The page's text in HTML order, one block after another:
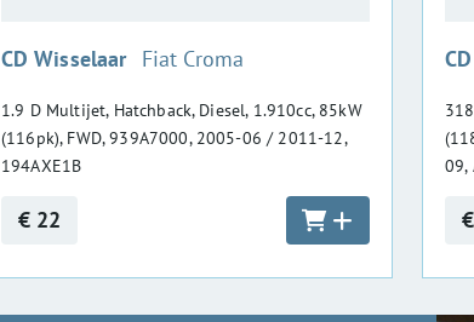
CD Wisselaar :Fiat Croma
1.9 D Multijet, Hatchback, Diesel, 1.910cc, 85kW
(116pk), FWD, 939A7000, 2005-06 / 2011-12,
194AXE1B
€ 22
09,